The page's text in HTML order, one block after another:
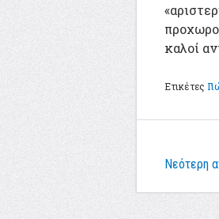
καλοί
Ετικέτες
Νεότερη